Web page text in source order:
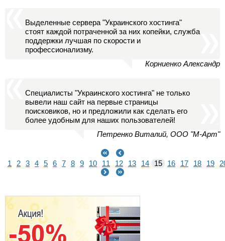
Выделенные сервера "Украинского хостинга"
стоят каждой потраченной за них копейки, служба
поддержки лучшая по скорости и
профессионализму.
Корниенко Александр
Специалисты "Украинского хостинга" не только
вывели наш сайт на первые страницы
поисковиков, но и предложили как сделать его
более удобным для наших пользователей!
Петренко Виталий, ООО "М-Арт"
1 2 3 4 5 6 7 8 9 10 11 12 13 14 15 16 17 18 19